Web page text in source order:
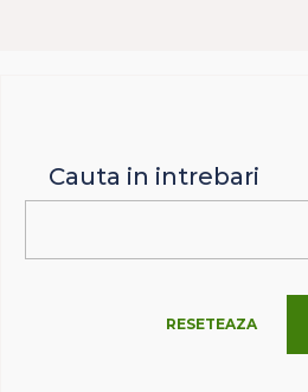
Cauta in intrebari
RESETEAZA